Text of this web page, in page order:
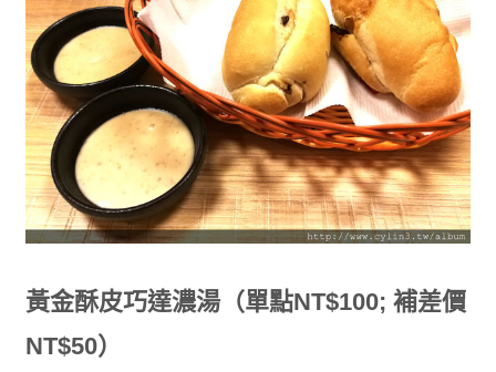
黃金酥皮巧達濃湯（單點NT$100; 補差價
NT$50）